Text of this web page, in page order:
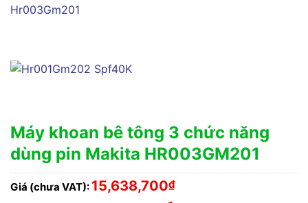
Máy khoan bê tông 3 chức năng
dùng pin Makita HR003GM201
Giá (chưa VAT): 15,638,700₫